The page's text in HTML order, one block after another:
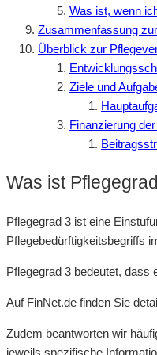
Was ist, wenn
Zusammenfassung
Überblick zur
Ziele und
Finanzierung
Was ist
Pflegegrad 3 ist eine
Pflegebedürftigkeitsbegriffs
Pflegegrad 3 bedeutet, dass
Auf FinNet.de finden Sie
Zudem beantworten wir
jeweils spezifische